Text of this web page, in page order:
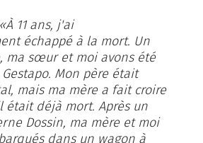
«À 11 ans, j'ai
échappé à la mort. Un
ma sœur et moi avons été
Mon père était
mais ma mère a fait croire
était déjà mort. Après un
Dossin, ma mère et moi
dans un wagon à